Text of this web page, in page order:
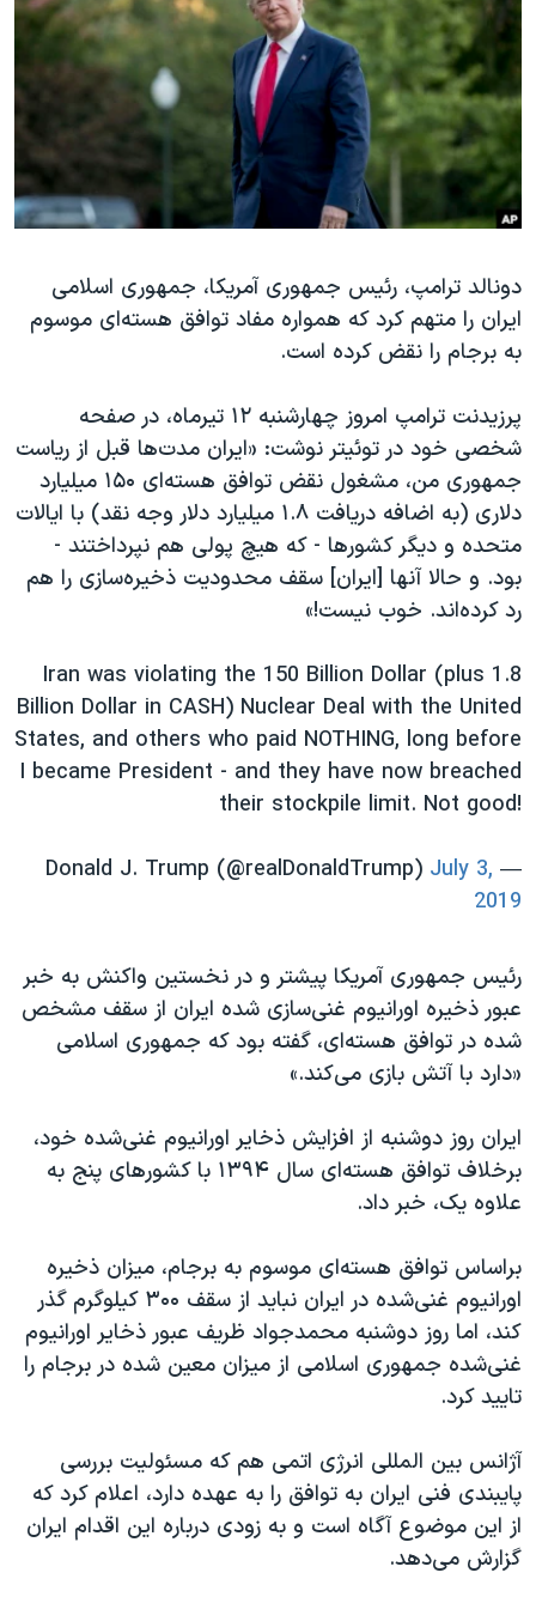
فرهنگ و زندگی
حقوق شهروندی
اقتصادی
علم و فناوری
اسرائیل در جنگ
آرشیو پخش زنده
مستندها
انتخابات ریاست جمهوری آمریکا ۲۰۲۴
حمله جمهوری اسلامی به اسرائیل
رمز مهسا
ورزش زنان در ایران
مجموعه مستندهای دادخواهی
تریبونال مردمی آبان ۹۸
دادگاه حمید نوری
چهل سال گروگان‌گیری
قانون شفافیت دارائی کادر رهبری ایران
اعتراضات مردمی آبان ۹۸
اسرائیل در جنگ
نرگس محمدی برنده جایزه نوبل صلح
همایش محافظه‌کاران آمریکا «سی‌پک»
صفحه‌های ویژه
سفر پرزیدنت ترامپ به چین
دنبال کنید
زبانهای مختلف
دونالد ترامپ، رئيس جمهوری آمریکا، جمهوری اسلامی
ایران را متهم کرد که همواره مفاد توافق هسته‌ای موسوم
به برجام را نقض کرده است.
پرزیدنت ترامپ امروز چهارشنبه ۱۲ تیرماه، در صفحه
شخصی خود در توئيتر نوشت: «ایران مدت‌ها قبل از ریاست
جمهوری من، مشغول نقض توافق هسته‌ای ۱۵۰ میلیارد
دلاری (به اضافه دریافت ۱.۸ میلیارد دلار وجه نقد) با ایالات
متحده و دیگر کشورها - که هیچ پولی هم نپرداختند -
بود. و حالا آنها [ایران] سقف محدودیت ذخیره‌سازی را هم
رد کرده‌اند. خوب نیست!»
Iran was violating the 150 Billion Dollar (plus 1.8
Billion Dollar in CASH) Nuclear Deal with the United
States, and others who paid NOTHING, long before
I became President - and they have now breached
their stockpile limit. Not good!
— Donald J. Trump (@realDonaldTrump)
July 3,
2019
رئيس جمهوری آمریکا پیشتر و در نخستین واکنش به خبر
عبور ذخیره اورانیوم غنی‌سازی شده ایران از سقف مشخص
شده در توافق هسته‌‌ای، گفته بود که جمهوری اسلامی
«دارد با آتش بازی می‌کند.»
ایران روز دوشنبه از افزایش ذخایر اورانیوم غنی‌شده خود،
برخلاف توافق هسته‌ای سال ۱۳۹۴ با کشورهای پنج به
علاوه یک، خبر داد.
براساس توافق هسته‌ای موسوم به برجام، میزان ذخیره
اورانیوم غنی‌شده در ایران نباید از سقف ۳۰۰ کیلوگرم گذر
کند، اما روز دوشنبه محمدجواد ظریف عبور ذخایر اورانیوم
غنی‌شده جمهوری اسلامی از میزان معین شده در برجام را
تایید کرد.
آژانس بین المللی انرژی اتمی هم که مسئولیت بررسی
پایبندی فنی ایران به توافق را به عهده دارد، اعلام کرد که
از این موضوع آگاه است و به زودی درباره این اقدام ایران
گزارش می‌دهد.